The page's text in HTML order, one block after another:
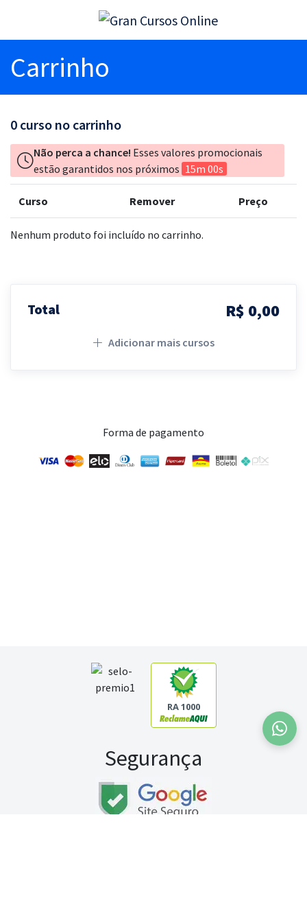
Carrinho
0 curso no carrinho
Não perca a chance! Esses valores promocionais
estão garantidos nos próximos 15m 00s
Curso Remover Preço
Nenhum produto foi incluído no carrinho.
Total R$ 0,00
Adicionar mais cursos
Forma de pagamento
RA 1000
Segurança